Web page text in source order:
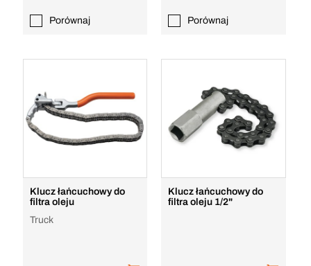
Porównaj Porównaj
Klucz łańcuchowy do
filtra oleju
Truck
Klucz łańcuchowy do
filtra oleju 1/2"